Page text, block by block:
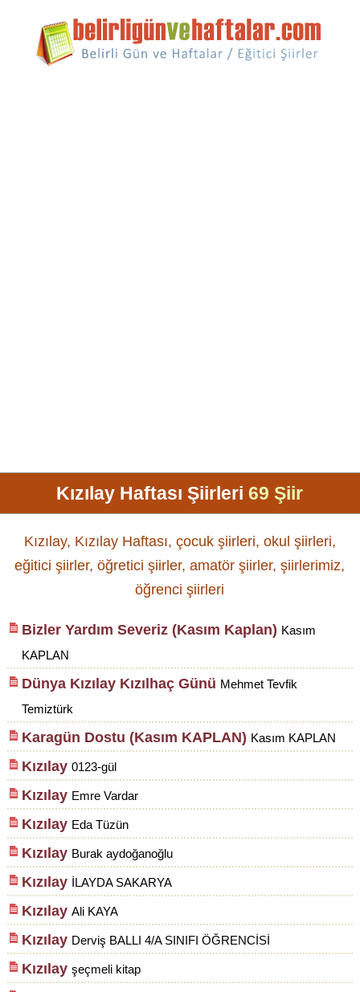
Kızılay Haftası Şiirleri69 Şiir
Kızılay, Kızılay Haftası, çocuk şiirleri, okul şiirleri,
eğitici şiirler, öğretici şiirler, amatör şiirler, şiirlerimiz,
öğrenci şiirleri
Bizler Yardım Severiz (Kasım Kaplan) Kasım
KAPLAN
Dünya Kızılay Kızılhaç Günü Mehmet Tevfik
Temiztürk
Karagün Dostu (Kasım KAPLAN) Kasım KAPLAN
Kızılay 0123-gül
Kızılay Emre Vardar
Kızılay Eda Tüzün
Kızılay Burak aydoğanoğlu
Kızılay İLAYDA SAKARYA
Kızılay Ali KAYA
Kızılay Derviş BALLI 4/A SINIFI ÖĞRENCİSİ
Kızılay şeçmeli kitap